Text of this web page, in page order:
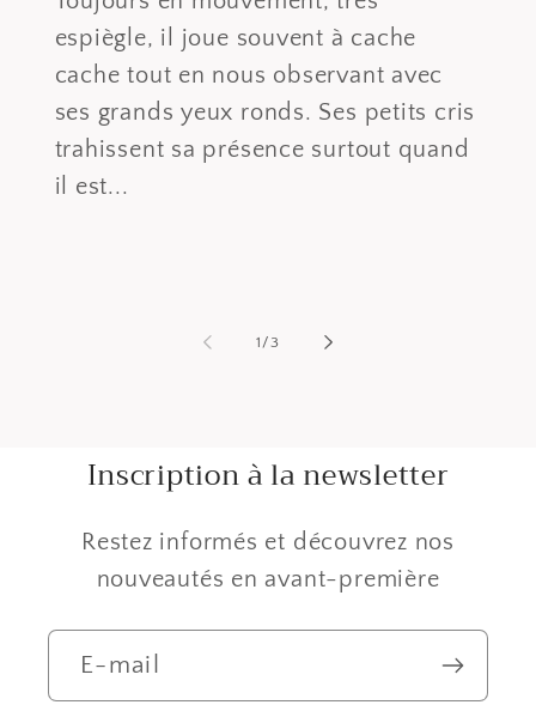
espiègle, il joue souvent à cache
cache tout en nous observant avec
ses grands yeux ronds. Ses petits cris
trahissent sa présence surtout quand
il est...
1 /de
3
Inscription à la newsletter
Restez informés et découvrez nos
nouveautés en avant-première
E-mail